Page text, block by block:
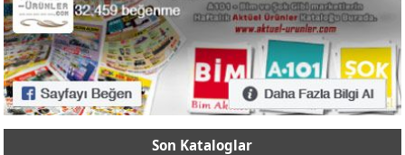
Son Kataloglar